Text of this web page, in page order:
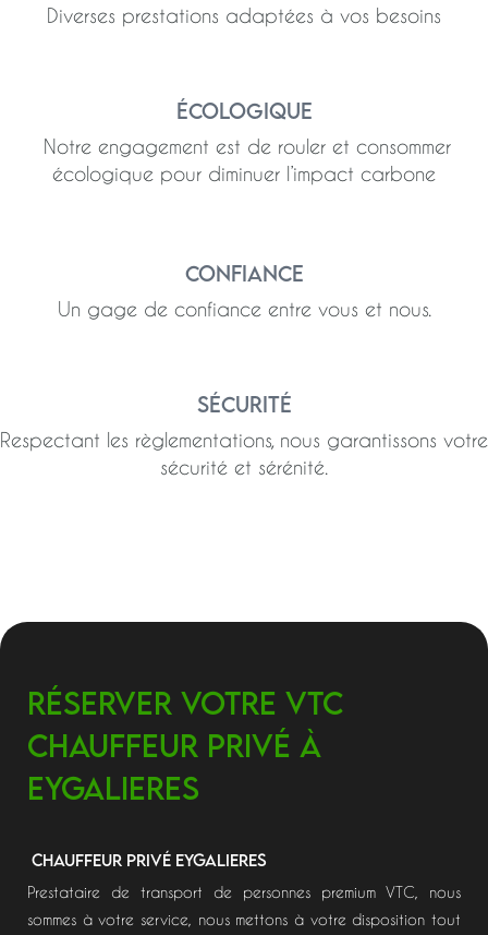
Diverses prestations adaptées à vos besoins
Écologique
Notre engagement est de rouler et consommer
écologique pour diminuer l’impact carbone
Confiance
Un gage de confiance entre vous et nous.
Sécurité
Respectant les règlementations, nous garantissons votre
sécurité et sérénité.
Réserver votre VTC
Chauffeur privé à
Eygalieres
Chauffeur privé Eygalieres
Prestataire de transport de personnes premium VTC, nous
sommes à votre service, nous mettons à votre disposition tout